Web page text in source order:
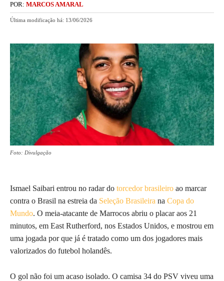
POR: MARCOS AMARAL
Última modificação há: 13/06/2026
Foto: Divulgação
Ismael Saibari entrou no radar do torcedor brasileiro ao marcar
contra o Brasil na estreia da Seleção Brasileira na Copa do
Mundo. O meia-atacante de Marrocos abriu o placar aos 21
minutos, em East Rutherford, nos Estados Unidos, e mostrou em
uma jogada por que já é tratado como um dos jogadores mais
valorizados do futebol holandês.
O gol não foi um acaso isolado. O camisa 34 do PSV viveu uma